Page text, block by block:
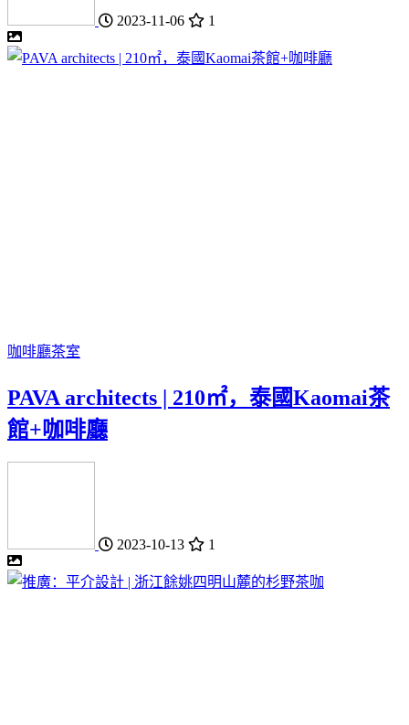
2023-11-06 1
咖啡廳茶室
PAVA architects | 210㎡，泰國Kaomai茶
館+咖啡廳
2023-10-13 1